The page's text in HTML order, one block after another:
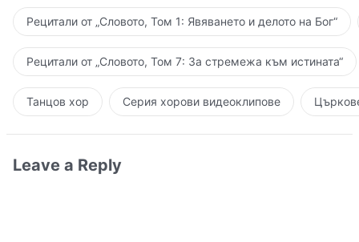
Рецитали от „Словото, Том 1: Явяването и делото на Бог“
Рецитали от „Словото, Том 7: За стремежа към истината“
Танцов хор Серия хорови видеоклипове
Leave a Reply